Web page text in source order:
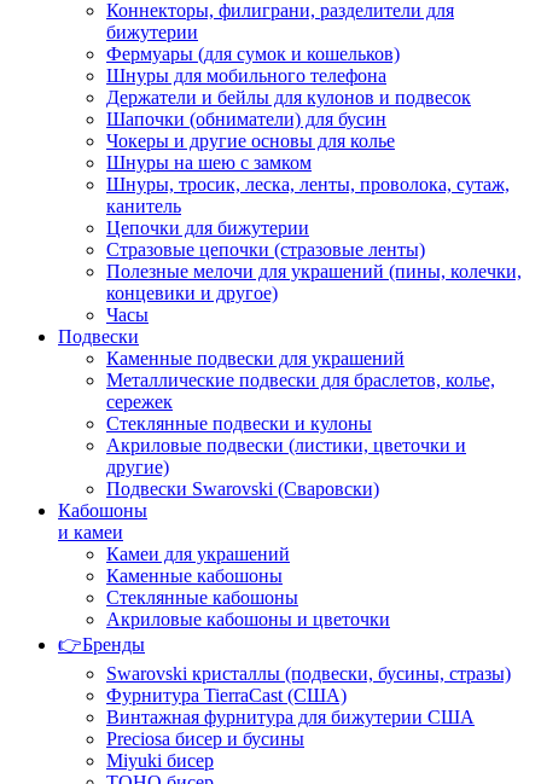
Коннекторы, филиграни, разделители для
бижутерии
Фермуары (для сумок и кошельков)
Шнуры для мобильного телефона
Держатели и бейлы для кулонов и подвесок
Шапочки (обниматели) для бусин
Чокеры и другие основы для колье
Шнуры на шею с замком
Шнуры, тросик, леска, ленты, проволока, сутаж,
канитель
Цепочки для бижутерии
Стразовые цепочки (стразовые ленты)
Полезные мелочи для украшений (пины, колечки,
концевики и другое)
Часы
Подвески
Каменные подвески для украшений
Металлические подвески для браслетов, колье,
сережек
Стеклянные подвески и кулоны
Акриловые подвески (листики, цветочки и
другие)
Подвески Swarovski (Сваровски)
Кабошоны
и камеи
Камеи для украшений
Каменные кабошоны
Стеклянные кабошоны
Акриловые кабошоны и цветочки
👉Бренды
Swarovski кристаллы (подвески, бусины, стразы)
Фурнитура TierraCast (США)
Винтажная фурнитура для бижутерии США
Preciosa бисер и бусины
Miyuki бисер